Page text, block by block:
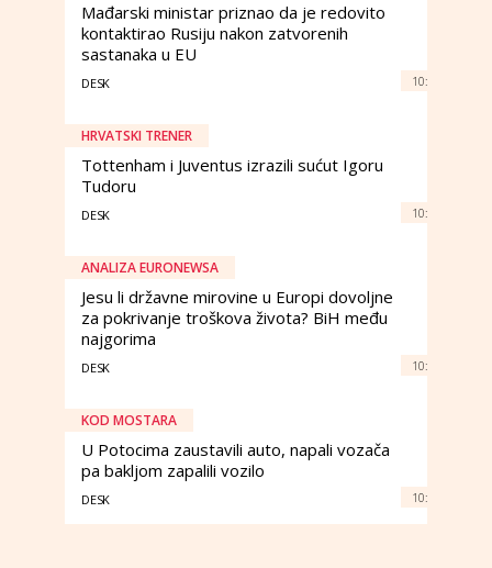
Mađarski ministar priznao da je redovito
kontaktirao Rusiju nakon zatvorenih
sastanaka u EU
DESK 10:
HRVATSKI TRENER
Tottenham i Juventus izrazili sućut Igoru
Tudoru
DESK 10:
ANALIZA EURONEWSA
Jesu li državne mirovine u Europi dovoljne
za pokrivanje troškova života? BiH među
najgorima
DESK 10:
KOD MOSTARA
U Potocima zaustavili auto, napali vozača
pa bakljom zapalili vozilo
DESK 10: